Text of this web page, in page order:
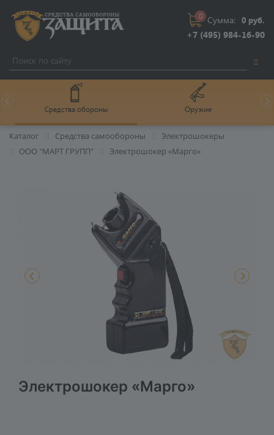
+7 (495) 984-16-90
0 Сумма: 0 руб.
Средства обороны Оружие
Каталог Средства самообороны
Электрошокеры
ООО "МАРТ ГРУПП"
Электрошокер «Марго»
Электрошокер «Марго»